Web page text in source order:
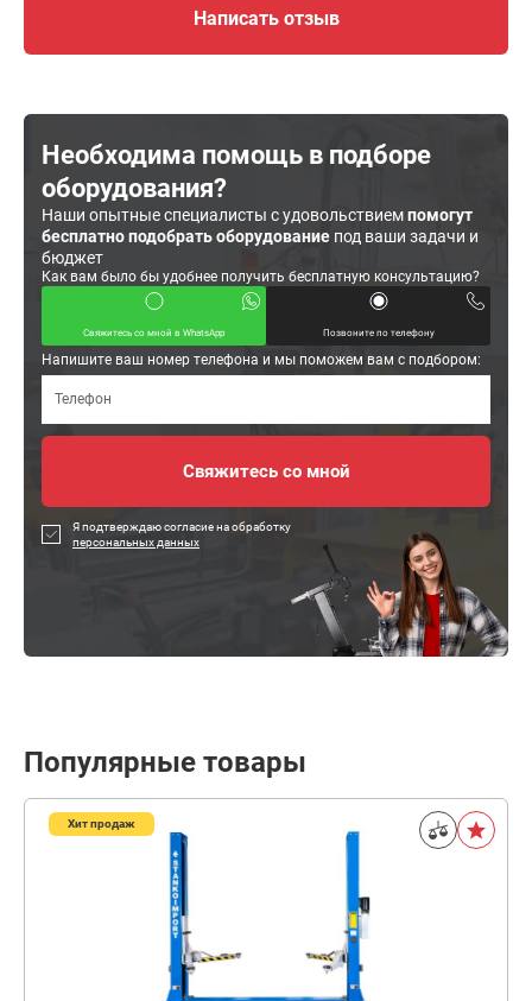
Написать отзыв
Необходима помощь в подборе
оборудования?
Наши опытные специалисты с удовольствиемпомогут
бесплатно подобрать оборудование под ваши задачи и
бюджет
Как вам было бы удобнее получить бесплатную консультацию?
Свяжитесь со мной в WhatsApp Позвоните по телефону
Напишите ваш номер телефона и мы поможем вам с подбором:
Я подтверждаю согласие на обработку
персональных данных
Популярные товары
Хит продаж